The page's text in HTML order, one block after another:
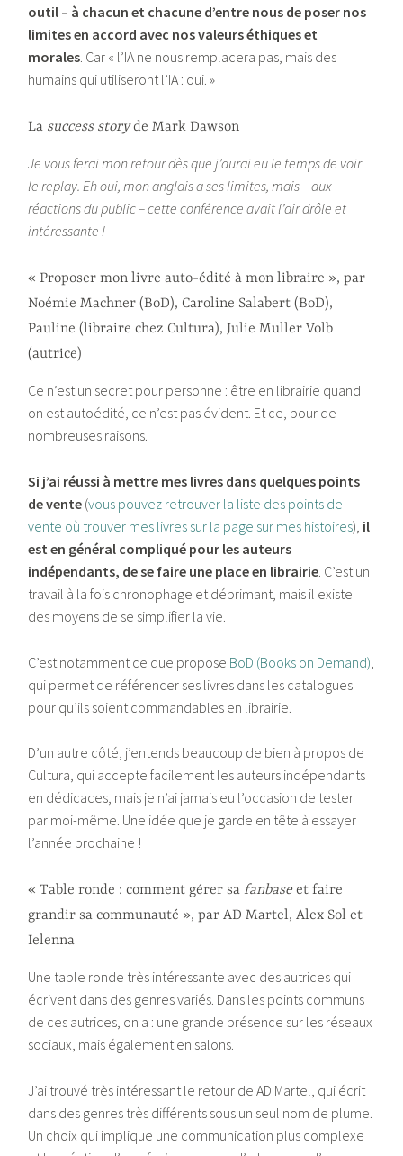
outil – à chacun et chacune d’entre nous de poser nos
limites en accord avec nos valeurs éthiques et
morales. Car « l’IA ne nous remplacera pas, mais des
humains qui utiliseront l’IA : oui. »
La success storyde Mark Dawson
Je vous ferai mon retour dès que j’aurai eu le temps de voir
le replay. Eh oui, mon anglais a ses limites, mais – aux
réactions du public – cette conférence avait l’air drôle et
intéressante !
« Proposer mon livre auto-édité à mon libraire », par
Noémie Machner (BoD), Caroline Salabert (BoD),
Pauline (libraire chez Cultura), Julie Muller Volb
(autrice)
Ce n’est un secret pour personne : être en librairie quand
on est autoédité, ce n’est pas évident. Et ce, pour de
nombreuses raisons.
Si j’ai réussi à mettre mes livres dans quelques points
de vente (vous pouvez retrouver la liste des points de
vente où trouver mes livres sur la page sur mes histoires), il
est en général compliqué pour les auteurs
indépendants, de se faire une place en librairie . C’est un
travail à la fois chronophage et déprimant, mais il existe
des moyens de se simplifier la vie.
C’est notamment ce que propose BoD (Books on Demand)
qui permet de référencer ses livres dans les catalogues
pour qu’ils soient commandables en librairie.
D’un autre côté, j’entends beaucoup de bien à propos de
Cultura, qui accepte facilement les auteurs indépendants
en dédicaces, mais je n’ai jamais eu l’occasion de tester
par moi-même. Une idée que je garde en tête à essayer
l’année prochaine !
« Table ronde : comment gérer safanbaseet faire
grandir sa communauté », par AD Martel, Alex Sol et
Ielenna
Une table ronde très intéressante avec des autrices qui
écrivent dans des genres variés. Dans les points communs
de ces autrices, on a : une grande présence sur les réseaux
sociaux, mais également en salons.
J’ai trouvé très intéressant le retour de AD Martel, qui écrit
dans des genres très différents sous un seul nom de plume.
Un choix qui implique une communication plus complexe